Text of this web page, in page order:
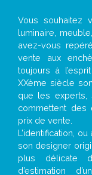
Vous souhaitez
luminaire,
avez-vous
vente aux
toujours à
XXème siècle
que les experts,
commettent des
prix de vente.
L’identification,
son designer
plus délicate
d’estimation